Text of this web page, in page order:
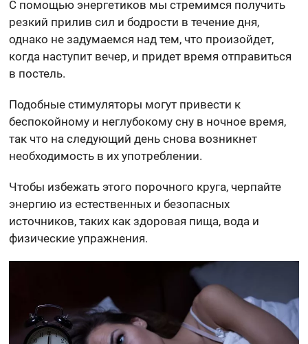
С помощью энергетиков мы стремимся получить
резкий прилив сил и бодрости в течение дня,
однако не задумаемся над тем, что произойдет,
когда наступит вечер, и придет время отправиться
в постель.
Подобные стимуляторы могут привести к
беспокойному и неглубокому сну в ночное время,
так что на следующий день снова возникнет
необходимость в их употреблении.
Чтобы избежать этого порочного круга, черпайте
энергию из естественных и безопасных
источников, таких как здоровая пища, вода и
физические упражнения.